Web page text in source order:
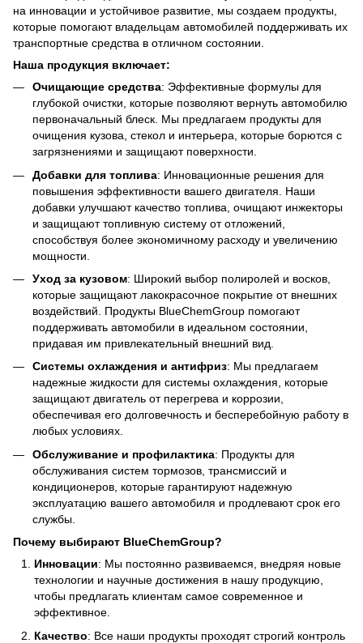
на инновации и устойчивое развитие, мы создаем продукты,
которые помогают владельцам автомобилей поддерживать их
транспортные средства в отличном состоянии.
Наша продукция включает:
Очищающие средства: Эффективные формулы для
глубокой очистки, которые позволяют вернуть автомобилю
первоначальный блеск. Мы предлагаем продукты для
очищения кузова, стекол и интерьера, которые борются с
загрязнениями и защищают поверхности.
Добавки для топлива: Инновационные решения для
повышения эффективности вашего двигателя. Наши
добавки улучшают качество топлива, очищают инжекторы
и защищают топливную систему от отложений,
способствуя более экономичному расходу и увеличению
мощности.
Уход за кузовом: Широкий выбор полиролей и восков,
которые защищают лакокрасочное покрытие от внешних
воздействий. Продукты BlueChemGroup помогают
поддерживать автомобили в идеальном состоянии,
придавая им привлекательный внешний вид.
Системы охлаждения и антифриз: Мы предлагаем
надежные жидкости для системы охлаждения, которые
защищают двигатель от перегрева и коррозии,
обеспечивая его долговечность и бесперебойную работу в
любых условиях.
Обслуживание и профилактика: Продукты для
обслуживания систем тормозов, трансмиссий и
кондиционеров, которые гарантируют надежную
эксплуатацию вашего автомобиля и продлевают срок его
службы.
Почему выбирают BlueChemGroup?
Инновации: Мы постоянно развиваемся, внедряя новые
технологии и научные достижения в нашу продукцию,
чтобы предлагать клиентам самое современное и
эффективное.
Качество: Все наши продукты проходят строгий контроль